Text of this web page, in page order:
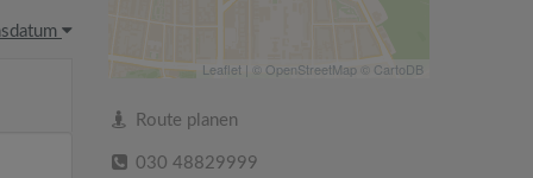
Leaflet | © OpenStreetMap © CartoDB
Route planen
030 48829999